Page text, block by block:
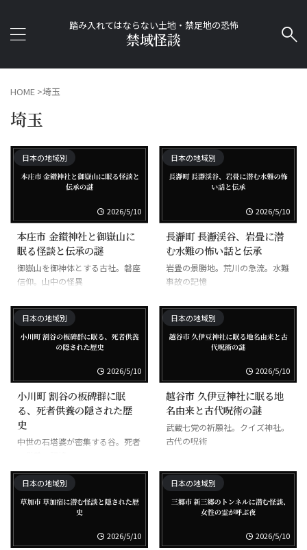
踏み入れてはならない土地・禁足地の恐怖
禁域怪談
HOME >埼玉
埼玉
日本の地域別
2026/5/10
本庄市 金鑚神社と御嶽山に
眠る怪談と伝承の謎
御嶽山を御神体とする古社。磐座
信仰。山中の怪異
日本の地域別
2026/5/10
長瀞町 長瀞渓谷、岩畳に潜
む水難の怖い話と伝承
岩畳の景勝地。荒川の急流。水難
事故の記憶
日本の地域別
2026/5/10
小川町 割谷の板碑群に眠
る、死者供養の隠された歴
史
中世の石塔婆が密集する谷。死者
日本の地域別
2026/5/10
越谷市 久伊豆神社に眠る地
名由来と古代呪術の謎
武蔵七党の祈願社。クイズ神社。
古代の呪術
日本の地域別
2026/5/10
日本の地域別
2026/5/10